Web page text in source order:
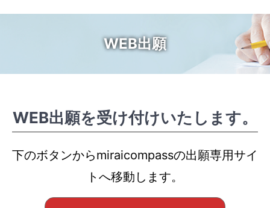
WEB出願
WEB出願を受け付けいたします。
下のボタンからmiraicompassの出願専用サイ
トへ移動します。